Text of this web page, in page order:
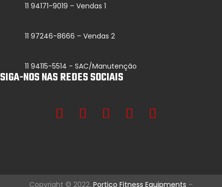
11 94171-9019 – Vendas 1
11 97246-8666 – Vendas 2
11 94115-5514 - SAC/Manutenção
SIGA-NOS NAS REDES SOCIAIS
Copyright © 2022. Portico Fitness Equipments –